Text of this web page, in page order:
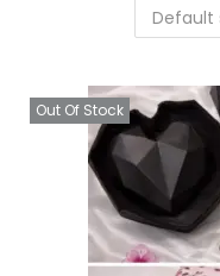
Out Of Stock